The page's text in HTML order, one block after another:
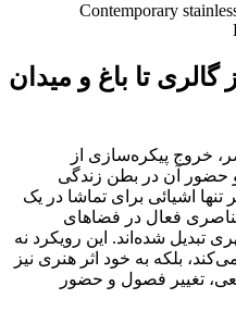
Contemporary
تا باغ و میدان
خروج پیکره‌سازی از
حضور آن در بطن زندگی
اشیائی برای تماشا در یک
فعال در فضاهای
تبدیل شده‌اند. این رویکرد نه
بلکه به خود اثر هنری نیز
تغییر فصول و حضور